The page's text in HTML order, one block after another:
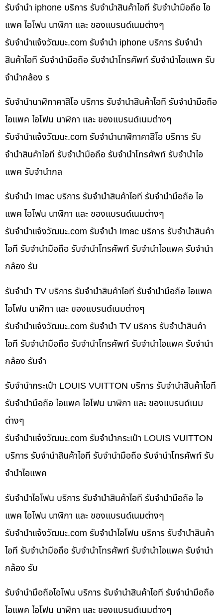
รับจำนำ iphone บริการ รับจำนำสินค้าไอที รับจำนำมือถือ ไอ
แพค ไอโฟน นาฬิกา และ ของแบรนด์เนมต่างๆ
รับจํานําแจ้งวัฒนะ.com รับจำนำ iphone บริการ รับจำนำ
สินค้าไอที รับจำนำมือถือ รับจำนำโทรศัพท์ รับจำนำไอแพค รับ
จำนำกล้อง ร
รับจำนำนาฬิกาคาสิโอ บริการ รับจำนำสินค้าไอที รับจำนำมือถือ
ไอแพค ไอโฟน นาฬิกา และ ของแบรนด์เนมต่างๆ
รับจํานําแจ้งวัฒนะ.com รับจำนำนาฬิกาคาสิโอ บริการ รับ
จำนำสินค้าไอที รับจำนำมือถือ รับจำนำโทรศัพท์ รับจำนำไอ
แพค รับจำนำกล
รับจำนำ Imac บริการ รับจำนำสินค้าไอที รับจำนำมือถือ ไอ
แพค ไอโฟน นาฬิกา และ ของแบรนด์เนมต่างๆ
รับจํานําแจ้งวัฒนะ.com รับจำนำ Imac บริการ รับจำนำสินค้า
ไอที รับจำนำมือถือ รับจำนำโทรศัพท์ รับจำนำไอแพค รับจำนำ
กล้อง รับ
รับจำนำ TV บริการ รับจำนำสินค้าไอที รับจำนำมือถือ ไอแพค
ไอโฟน นาฬิกา และ ของแบรนด์เนมต่างๆ
รับจํานําแจ้งวัฒนะ.com รับจำนำ TV บริการ รับจำนำสินค้า
ไอที รับจำนำมือถือ รับจำนำโทรศัพท์ รับจำนำไอแพค รับจำนำ
กล้อง รับจำ
รับจำนำกระเป๋า LOUIS VUITTON บริการ รับจำนำสินค้าไอที
รับจำนำมือถือ ไอแพค ไอโฟน นาฬิกา และ ของแบรนด์เนม
ต่างๆ
รับจํานําแจ้งวัฒนะ.com รับจำนำกระเป๋า LOUIS VUITTON
บริการ รับจำนำสินค้าไอที รับจำนำมือถือ รับจำนำโทรศัพท์ รับ
จำนำไอแพค
รับจำนำไอโฟน บริการ รับจำนำสินค้าไอที รับจำนำมือถือ ไอ
แพค ไอโฟน นาฬิกา และ ของแบรนด์เนมต่างๆ
รับจํานําแจ้งวัฒนะ.com รับจำนำไอโฟน บริการ รับจำนำสินค้า
ไอที รับจำนำมือถือ รับจำนำโทรศัพท์ รับจำนำไอแพค รับจำนำ
กล้อง รับ
รับจำนำมือถือไอโฟน บริการ รับจำนำสินค้าไอที รับจำนำมือถือ
ไอแพค ไอโฟน นาฬิกา และ ของแบรนด์เนมต่างๆ